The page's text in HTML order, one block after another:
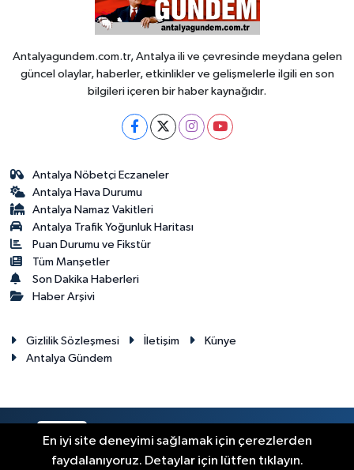
Antalyagundem.com.tr, Antalya ili ve çevresinde meydana gelen
güncel olaylar, haberler, etkinlikler ve gelişmelerle ilgili en son
bilgileri içeren bir haber kaynağıdır.
Antalya Nöbetçi Eczaneler
Antalya Hava Durumu
Antalya Namaz Vakitleri
Antalya Trafik Yoğunluk Haritası
Puan Durumu ve Fikstür
Tüm Manşetler
Son Dakika Haberleri
Haber Arşivi
Gizlilik Sözleşmesi İletişim
Künye
Antalya Gündem
En iyi site deneyimi sağlamak için çerezlerden
faydalanıyoruz. Detaylar için lütfen tıklayın.